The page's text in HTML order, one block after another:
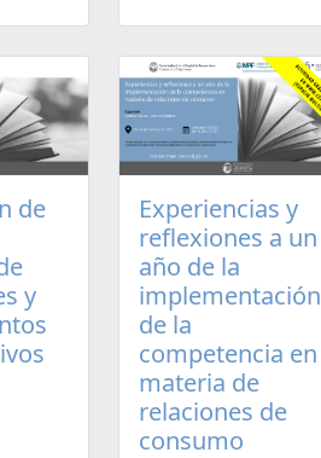
de
y
Experiencias y
reflexiones a un
año de la
implementación
de la
competencia en
materia de
relaciones de
consumo